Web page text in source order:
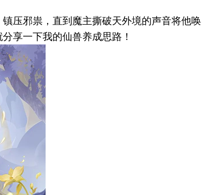
压邪祟，直到魔主撕破天外境的声音将他唤
享一下我的仙兽养成思路！